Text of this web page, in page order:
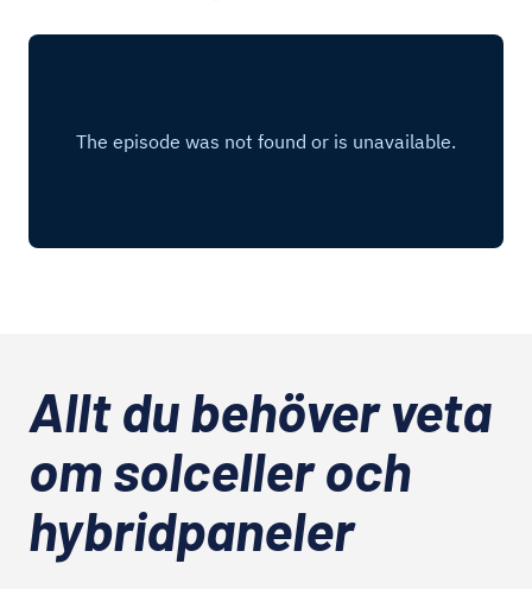
Allt du behöver veta
om solceller och
hybridpaneler